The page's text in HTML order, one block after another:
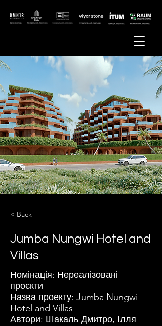
< Back
Jumba Nungwi Hotel and
Villas
Номінація: Нереалізовані
проєкти
Назва проекту: Jumba Nungwi
Hotel and Villas
Автори: Шакаль Дмитро, Ілля